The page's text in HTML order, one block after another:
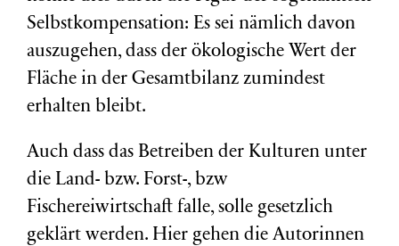
Selbstkompensation: Es sei nämlich davon
auszugehen, dass der ökologische Wert der
Fläche in der Gesamtbilanz zumindest
erhalten bleibt.
Auch dass das Betreiben der Kulturen unter
die Land- bzw. Forst-, bzw
Fischereiwirtschaft falle, solle gesetzlich
geklärt werden. Hier gehen die Autorinnen